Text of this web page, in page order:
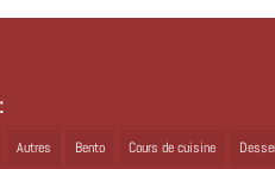
Autres Bento Cours de cuisine